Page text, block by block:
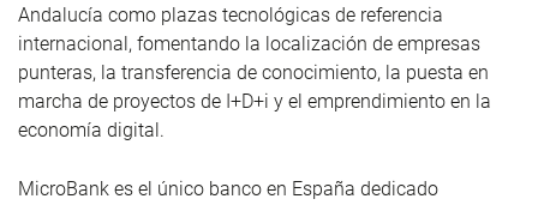
Andalucía como plazas tecnológicas de referencia
internacional, fomentando la localización de empresas
punteras, la transferencia de conocimiento, la puesta en
marcha de proyectos de I+D+i y el emprendimiento en la
economía digital.
MicroBank es el único banco en España dedicado